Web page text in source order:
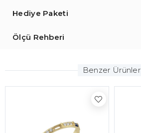
Hediye Paketi
Ölçü Rehberi
Benzer Ürünler